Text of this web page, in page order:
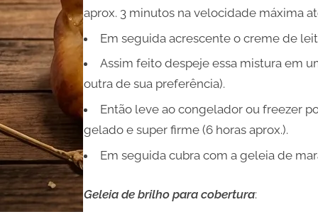
aprox. 3 minutos na velocidade máxima
Em seguida acrescente o creme de
Assim feito despeje essa mistura em
outra de sua preferência).
Então leve ao congelador ou freezer
gelado e super firme (6 horas aprox.).
Em seguida cubra com a geleia de
Geleia de brilho para cobertura: